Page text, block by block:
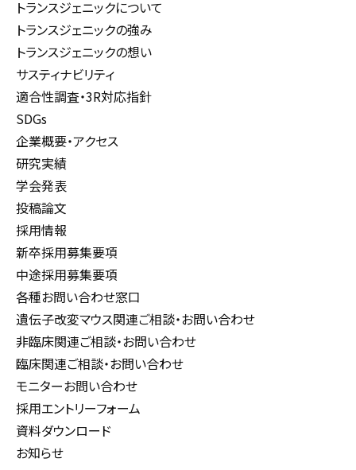
トランスジェニックについて
トランスジェニックの強み
トランスジェニックの想い
サスティナビリティ
適合性調査・3R対応指針
SDGs
企業概要・アクセス
研究実績
学会発表
投稿論文
採用情報
新卒採用募集要項
中途採用募集要項
各種お問い合わせ窓口
遺伝子改変マウス関連ご相談・お問い合わせ
非臨床関連ご相談・お問い合わせ
臨床関連ご相談・お問い合わせ
モニターお問い合わせ
採用エントリーフォーム
資料ダウンロード
お知らせ